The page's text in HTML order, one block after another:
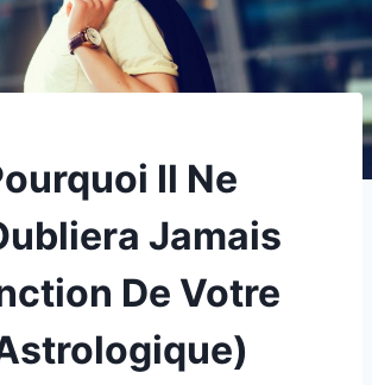
Il Ne
Jamais
De Votre